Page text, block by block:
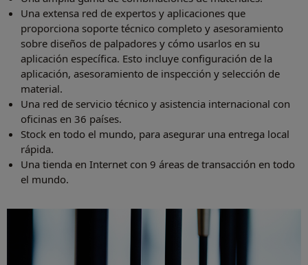
Una extensa red de expertos y aplicaciones que
proporciona soporte técnico completo y asesoramiento
sobre diseños de palpadores y cómo usarlos en su
aplicación específica. Esto incluye configuración de la
aplicación, asesoramiento de inspección y selección de
material.
Una red de servicio técnico y asistencia internacional con
oficinas en 36 países.
Stock en todo el mundo, para asegurar una entrega local
rápida.
Una tienda en Internet con 9 áreas de transacción en todo
el mundo.